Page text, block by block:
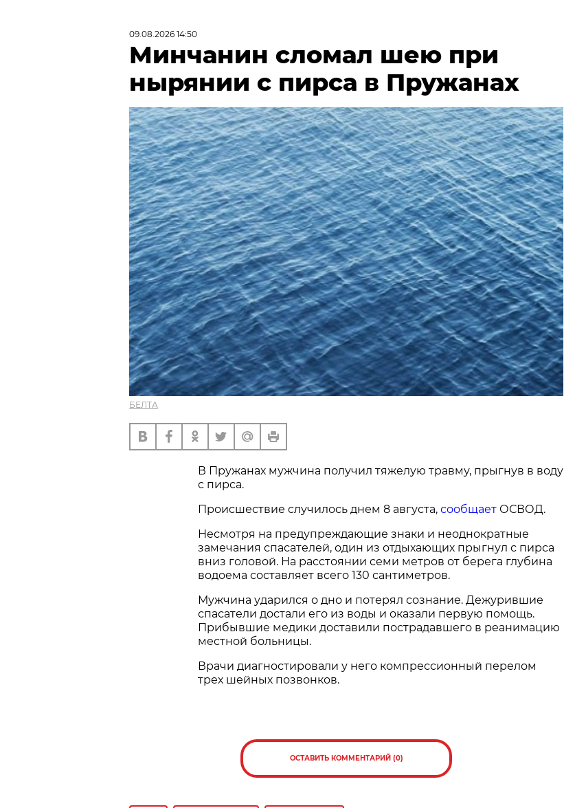
09.08.2026 14:50
Минчанин сломал шею при
нырянии с пирса в Пружанах
БЕЛТА
В Пружанах мужчина получил тяжелую травму, прыгнув в воду
с пирса.
Происшествие случилось днем 8 августа, сообщает ОСВОД.
Несмотря на предупреждающие знаки и неоднократные
замечания спасателей, один из отдыхающих прыгнул с пирса
вниз головой. На расстоянии семи метров от берега глубина
водоема составляет всего 130 сантиметров.
Мужчина ударился о дно и потерял сознание. Дежурившие
спасатели достали его из воды и оказали первую помощь.
Прибывшие медики доставили пострадавшего в реанимацию
местной больницы.
Врачи диагностировали у него компрессионный перелом
трех шейных позвонков.
ОСТАВИТЬ КОММЕНТАРИЙ (0)